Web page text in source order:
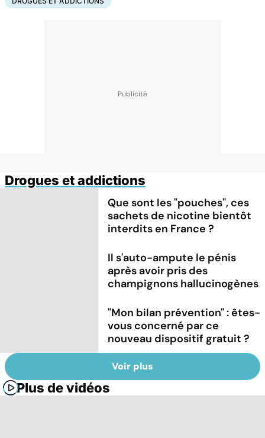
Drogues et addictions
Que sont les "pouches", ces
sachets de nicotine bientôt
interdits en France ?
Il s'auto-ampute le pénis
après avoir pris des
champignons hallucinogènes
"Mon bilan prévention" : êtes-
vous concerné par ce
nouveau dispositif gratuit ?
Voir plus
Plus de vidéos